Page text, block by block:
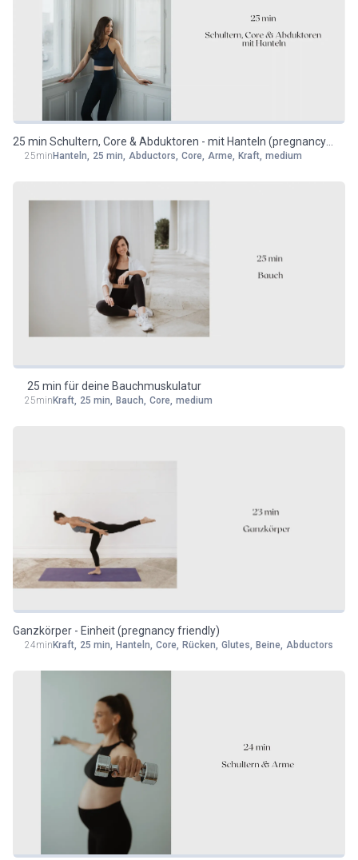
25 min Schultern, Core & Abduktoren - mit Hanteln (pregnancy
friendly)
25min Hanteln, 25 min, Abductors, Core, Arme, Kraft, medium
25 min für deine Bauchmuskulatur
25min Kraft, 25 min, Bauch, Core, medium
Ganzkörper - Einheit (pregnancy friendly)
24min Kraft, 25 min, Hanteln, Core, Rücken, Glutes, Beine, Abductors